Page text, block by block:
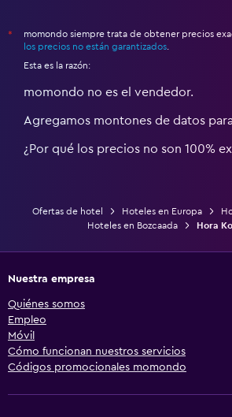
*
momondo siempre trata de obtener precios
los precios no están garantizados
Esta es la razón:
momondo no es el vendedor.
Agregamos montones de datos
¿Por qué los precios no son 100%
Ofertas de hotel Hoteles en Europa
Hoteles en Bozcaada
Hora
Nuestra empresa
Quiénes somos
Empleo
Móvil
Cómo funcionan nuestros servicios
Códigos promocionales momondo